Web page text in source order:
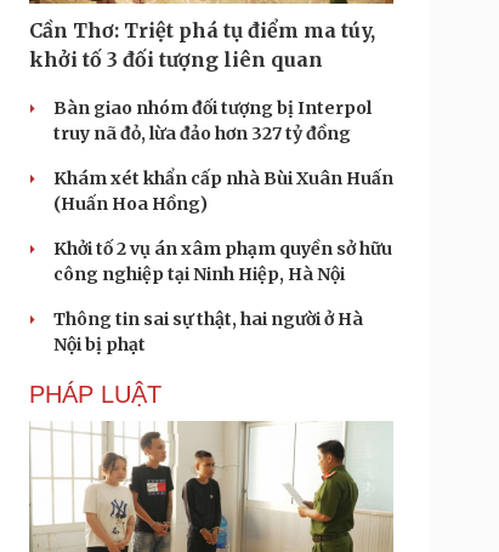
Cần Thơ: Triệt phá tụ điểm ma túy,
khởi tố 3 đối tượng liên quan
Bàn giao nhóm đối tượng bị Interpol
truy nã đỏ, lừa đảo hơn 327 tỷ đồng
Khám xét khẩn cấp nhà Bùi Xuân Huấn
(Huấn Hoa Hồng)
Khởi tố 2 vụ án xâm phạm quyền sở hữu
công nghiệp tại Ninh Hiệp, Hà Nội
Thông tin sai sự thật, hai người ở Hà
Nội bị phạt
PHÁP LUẬT